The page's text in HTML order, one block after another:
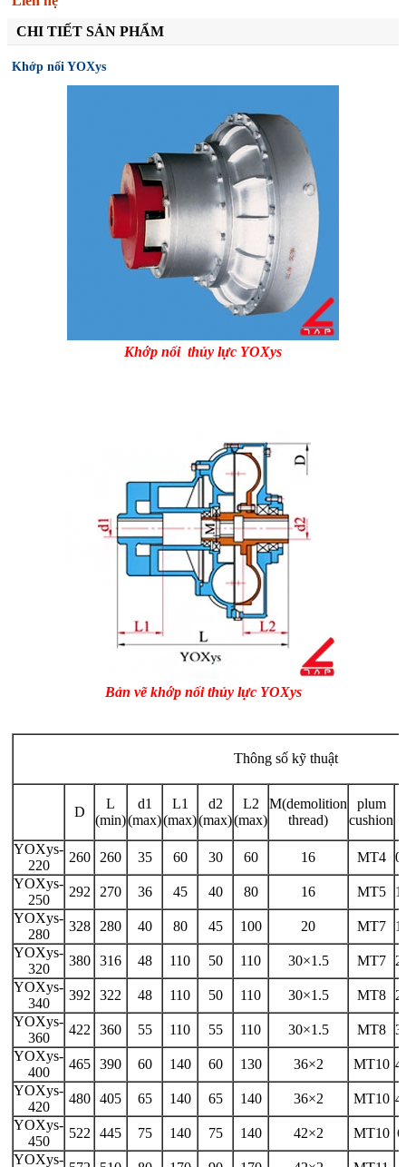
CHI TIẾT SẢN PHẨM
Khớp nối YOXys
Khớp nối thủy lực YOXys
Bản vẽ khớp nối thủy lực YOXys
Thông số kỹ thuật
D
L
(min)
d1
(max)
L1
(max)
d2
(max)
L2
(max)
M(demolition
thread)
plum
cushion
YOXys-
220
260 260 35 60 30 60 16 MT4
YOXys-
250
292 270 36 45 40 80 16 MT5
YOXys-
280
328 280 40 80 45 100 20 MT7
YOXys-
320
380 316 48 110 50 110 30×1.5 MT7
YOXys-
340
392 322 48 110 50 110 30×1.5 MT8
YOXys-
360
422 360 55 110 55 110 30×1.5 MT8
YOXys-
400
465 390 60 140 60 130 36×2 MT10
YOXys-
420
480 405 65 140 65 140 36×2 MT10
YOXys-
450
522 445 75 140 75 140 42×2 MT10
YOXys-